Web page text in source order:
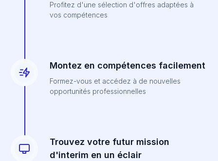
Profitez d'une sélection d'offres adaptées à
vos compétences
Montez en compétences facilement
Formez-vous et accédez à de nouvelles
opportunités professionnelles
Trouvez votre futur mission
d'interim en un éclair